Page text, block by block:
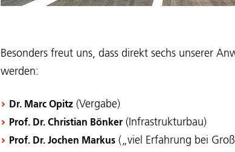
Besonders freut uns, dass direkt sechs unserer
werden:
Dr. Marc Opitz (Vergabe)
Prof. Dr. Christian Bönker (Infrastrukturbau)
Prof. Dr. Jochen Markus („viel Erfahrung bei